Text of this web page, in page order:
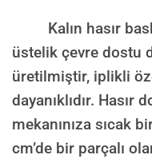
Kalın hasır
üstelik çevre dostu
üretilmiştir, iplikli
dayanıklıdır. Hasır
mekanınıza sıcak
cm’de bir parçalı